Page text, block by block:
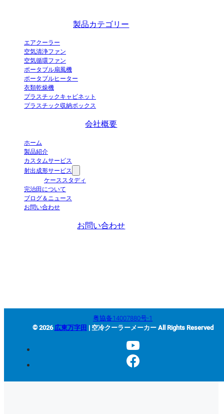
製品カテゴリー
エアクーラー
空気清浄ファン
空気循環ファン
ポータブル扇風機
ポータブルヒーター
衣類乾燥機
プラスチックキャビネット
プラスチック収納ボックス
会社概要
ホーム
製品紹介
カスタムサービス
射出成形サービス
ケーススタディ
完治田について
ブログ＆ニュース
お問い合わせ
お問い合わせ
粤協备14007880号-1
© 2026広東万字田 | 空冷クーラーメーカー All Rights Reserved